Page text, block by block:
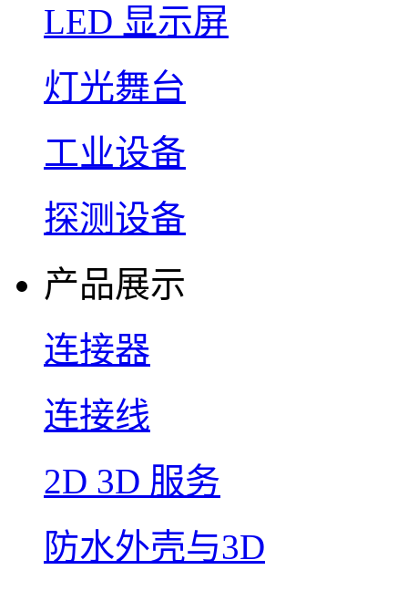
LED 显示屏
灯光舞台
工业设备
探测设备
产品展示
连接器
连接线
2D 3D 服务
防水外壳与3D